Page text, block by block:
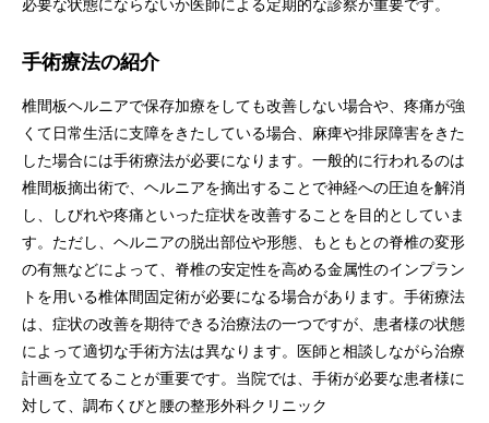
必要な状態にならないか医師による定期的な診察が重要です。
手術療法の紹介
椎間板ヘルニアで保存加療をしても改善しない場合や、疼痛が強
くて日常生活に支障をきたしている場合、麻痺や排尿障害をきた
した場合には手術療法が必要になります。一般的に行われるのは
椎間板摘出術で、ヘルニアを摘出することで神経への圧迫を解消
し、しびれや疼痛といった症状を改善することを目的としていま
す。ただし、ヘルニアの脱出部位や形態、もともとの脊椎の変形
の有無などによって、脊椎の安定性を高める金属性のインプラン
トを用いる椎体間固定術が必要になる場合があります。手術療法
は、症状の改善を期待できる治療法の一つですが、患者様の状態
によって適切な手術方法は異なります。医師と相談しながら治療
計画を立てることが重要です。当院では、手術が必要な患者様に
対して、調布くびと腰の整形外科クリニック